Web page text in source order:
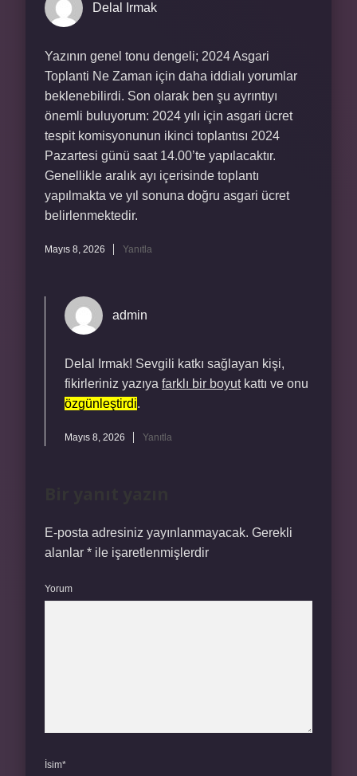
Delal Irmak
Yazının genel tonu dengeli; 2024 Asgari
Toplanti Ne Zaman için daha iddialı yorumlar
beklenebilirdi. Son olarak ben şu ayrıntıyı
önemli buluyorum: 2024 yılı için asgari ücret
tespit komisyonunun ikinci toplantısı 2024
Pazartesi günü saat 14.00’te yapılacaktır.
Genellikle aralık ayı içerisinde toplantı
yapılmakta ve yıl sonuna doğru asgari ücret
belirlenmektedir.
Mayıs 8, 2026 Yanıtla
admin
Delal Irmak! Sevgili katkı sağlayan kişi,
fikirleriniz yazıya farklı bir boyutkattı ve onu
özgünleştirdi.
Mayıs 8, 2026 Yanıtla
E-posta adresiniz yayınlanmayacak. Gerekli
alanlar * ile işaretlenmişlerdir
Yorum
İsim*